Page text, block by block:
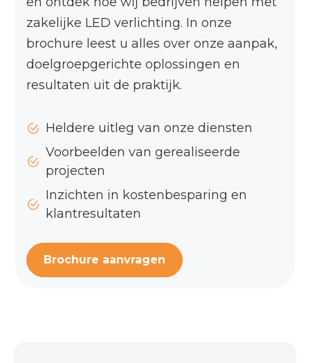
zakelijke LED verlichting. In onze
brochure leest u alles over onze aanpak,
doelgroepgerichte oplossingen en
resultaten uit de praktijk.
Heldere uitleg van onze diensten
Voorbeelden van gerealiseerde
projecten
Inzichten in kostenbesparing en
klantresultaten
Brochure aanvragen